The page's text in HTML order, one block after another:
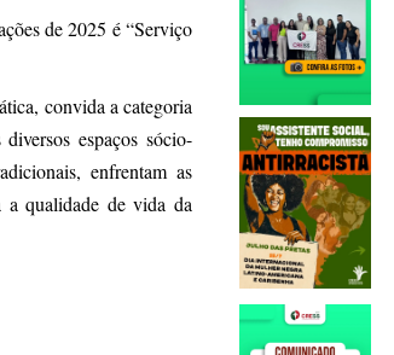
de 2025 é “Serviço
convida a categoria
espaços sócio-
enfrentam as
a qualidade de vida da